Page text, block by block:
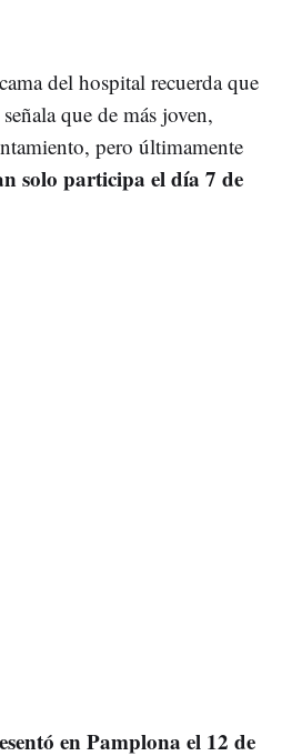
del hospital recuerda que
que de más joven,
pero últimamente
solo participa el día 7 de
en Pamplona el 12 de